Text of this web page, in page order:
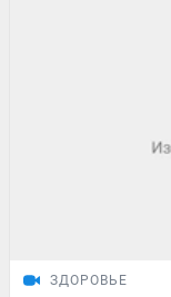
ЗДОРОВЬЕ